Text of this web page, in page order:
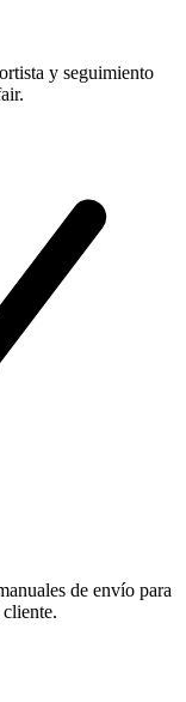
y seguimiento
de envío para